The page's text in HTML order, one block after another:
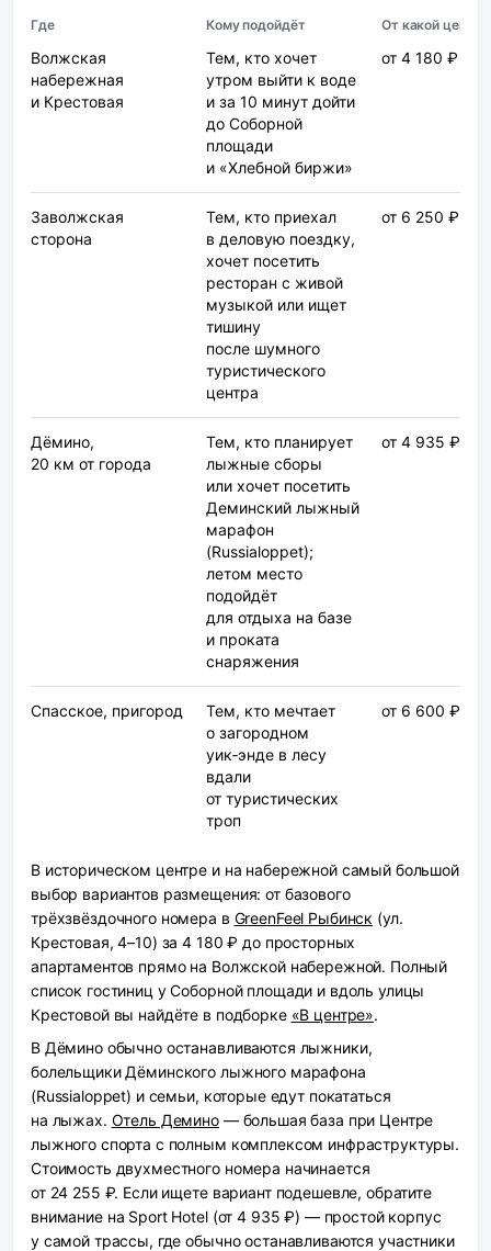
Где Кому подойдёт От какой цены
Волжская
набережная
и Крестовая
Тем, кто хочет
утром выйти к воде
и за 10 минут дойти
до Соборной
площади
и «Хлебной биржи»
от 4 180 ₽
Заволжская
сторона
Тем, кто приехал
в деловую поездку,
хочет посетить
ресторан с живой
музыкой или ищет
тишину
после шумного
туристического
центра
от 6 250 ₽
Дёмино,
20 км от города
Тем, кто планирует
лыжные сборы
или хочет посетить
Деминский лыжный
марафон
(Russialoppet);
летом место
подойдёт
для отдыха на базе
и проката
снаряжения
от 4 935 ₽
Спасское, пригород
Тем, кто мечтает
о загородном
уик‑энде в лесу
вдали
от туристических
троп
от 6 600 ₽
В историческом центре и на набережнойсамый большой
выбор вариантов размещения: от базового
трёхзвёздочного номера в GreenFeel Рыбинск (ул.
Крестовая, 4–10) за 4 180 ₽ до просторных
апартаментов прямо на Волжской набережной. Полный
список гостиниц у Соборной площади и вдоль улицы
Крестовой вы найдёте в подборке «В центре».
В Дёминообычно останавливаются лыжники,
болельщики Дёминского лыжного марафона
(Russialoppet) и семьи, которые едут покататься
на лыжах. Отель Демино— большая база при Центре
лыжного спорта с полным комплексом инфраструктуры.
Стоимость двухместного номера начинается
от 24 255 ₽. Если ищете вариант подешевле, обратите
внимание на Sport Hotel (от 4 935 ₽) — простой корпус
у самой трассы, где обычно останавливаются участники